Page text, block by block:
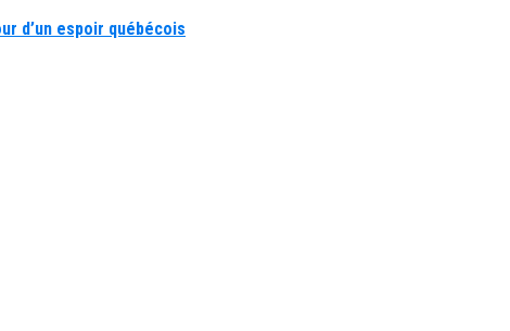
d’un espoir québécois